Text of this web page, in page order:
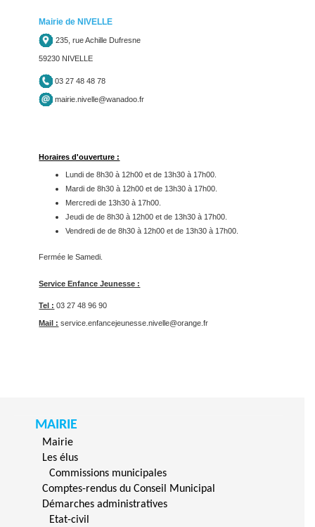
Mairie de NIVELLE
235, rue Achille Dufresne
59230 NIVELLE
03 27 48 48 78
mairie.nivelle@wanadoo.fr
Horaires d'ouverture :
Lundi de 8h30 à 12h00 et de 13h30 à 17h00.
Mardi de 8h30 à 12h00 et de 13h30 à 17h00.
Mercredi de 13h30 à 17h00.
Jeudi de de 8h30 à 12h00 et de 13h30 à 17h00.
Vendredi de de 8h30 à 12h00 et de 13h30 à 17h00.
Fermée le Samedi.
Service Enfance Jeunesse :
Tel : 03 27 48 96 90
Mail : service.enfancejeunesse.nivelle@orange.fr
MAIRIE
Mairie
Les élus
Commissions municipales
Comptes-rendus du Conseil Municipal
Démarches administratives
Etat-civil